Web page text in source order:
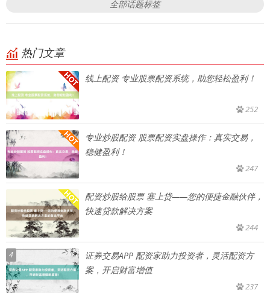
全部话题标签
热门文章
线上配资 专业股票配资系统，助您轻松盈利！
252
专业炒股配资 股票配资实盘操作：真实交易，
稳健盈利！
247
配资炒股给股票 塞上贷——您的便捷金融伙伴，
快速贷款解决方案
244
4
证券交易APP 配资家助力投资者，灵活配资方
案，开启财富增值
237